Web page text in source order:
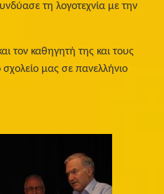
τη λογοτεχνία με την
τον καθηγητή της και τους
μας σε πανελλήνιο